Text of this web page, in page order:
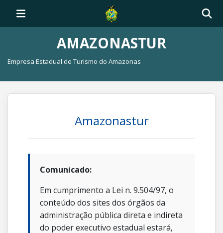
AMAZONASTUR
Empresa Estadual de Turismo do Amazonas
Amazonastur
Comunicado:
Em cumprimento a Lei n. 9.504/97, o
conteúdo dos sites dos órgãos da
administração pública direta e indireta
do poder executivo estadual estará,